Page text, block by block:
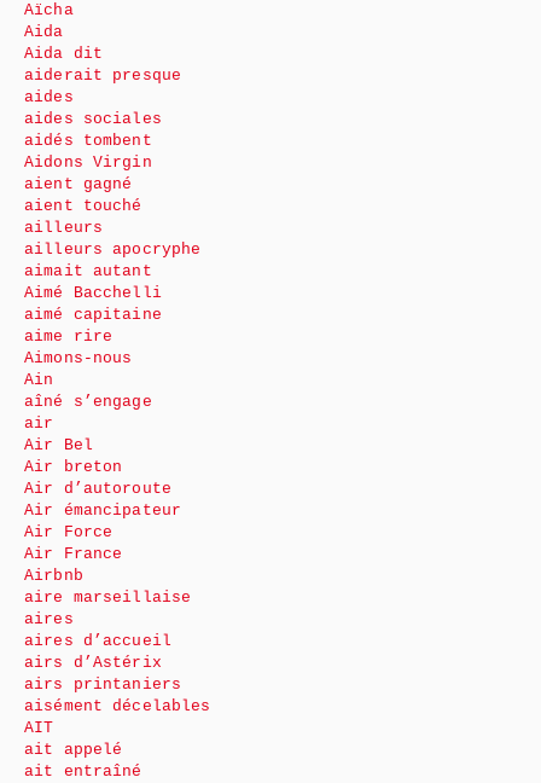
Aïcha
Aida
Aida dit
aiderait presque
aides
aides sociales
aidés tombent
Aidons Virgin
aient gagné
aient touché
ailleurs
ailleurs apocryphe
aimait autant
Aimé Bacchelli
aimé capitaine
aime rire
Aimons-nous
Ain
aîné s’engage
air
Air Bel
Air breton
Air d’autoroute
Air émancipateur
Air Force
Air France
Airbnb
aire marseillaise
aires
aires d’accueil
airs d’Astérix
airs printaniers
aisément décelables
AIT
ait appelé
ait entraîné